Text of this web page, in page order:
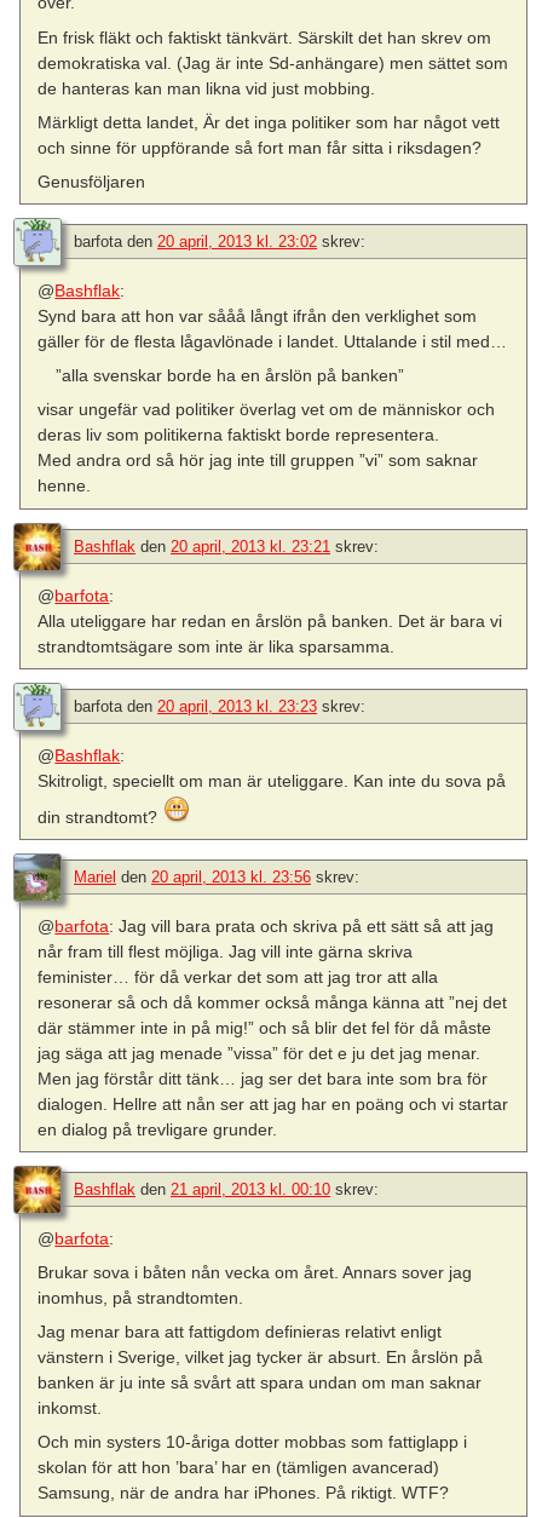
En frisk fläkt och faktiskt tänkvärt. Särskilt det han skrev om
demokratiska val. (Jag är inte Sd-anhängare) men sättet som
de hanteras kan man likna vid just mobbing.
Märkligt detta landet, Är det inga politiker som har något vett
och sinne för uppförande så fort man får sitta i riksdagen?
Genusföljaren
barfotaden 20 april, 2013 kl. 23:02 skrev:
@Bashflak:
Synd bara att hon var sååå långt ifrån den verklighet som
gäller för de flesta lågavlönade i landet. Uttalande i stil med…
”alla svenskar borde ha en årslön på banken”
visar ungefär vad politiker överlag vet om de människor och
deras liv som politikerna faktiskt borde representera.
Med andra ord så hör jag inte till gruppen ”vi” som saknar
henne.
Bashflak den 20 april, 2013 kl. 23:21 skrev:
@barfota:
Alla uteliggare har redan en årslön på banken. Det är bara vi
strandtomtsägare som inte är lika sparsamma.
barfota den 20 april, 2013 kl. 23:23 skrev:
@Bashflak:
Skitroligt, speciellt om man är uteliggare. Kan inte du sova på
din strandtomt?
Mariel den 20 april, 2013 kl. 23:56 skrev:
@barfota: Jag vill bara prata och skriva på ett sätt så att jag
når fram till flest möjliga. Jag vill inte gärna skriva
feminister… för då verkar det som att jag tror att alla
resonerar så och då kommer också många känna att ”nej det
där stämmer inte in på mig!” och så blir det fel för då måste
jag säga att jag menade ”vissa” för det e ju det jag menar.
Men jag förstår ditt tänk… jag ser det bara inte som bra för
dialogen. Hellre att nån ser att jag har en poäng och vi startar
en dialog på trevligare grunder.
Bashflak den 21 april, 2013 kl. 00:10 skrev:
@barfota:
Brukar sova i båten nån vecka om året. Annars sover jag
inomhus, på strandtomten.
Jag menar bara att fattigdom definieras relativt enligt
vänstern i Sverige, vilket jag tycker är absurt. En årslön på
banken är ju inte så svårt att spara undan om man saknar
inkomst.
Och min systers 10-åriga dotter mobbas som fattiglapp i
skolan för att hon ’bara’ har en (tämligen avancerad)
Samsung, när de andra har iPhones. På riktigt. WTF?